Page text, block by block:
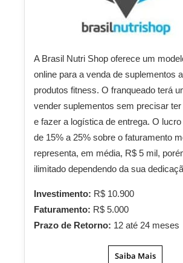
A Brasil Nutri Shop oferece um
online para a venda de suplementos
produtos fitness. O franqueado terá
vender suplementos sem precisar
e fazer a logística de entrega. O
de 15% a 25% sobre o faturamento
representa, em média, R$ 5 mil,
ilimitado dependendo da sua
Investimento: R$ 10.900
Faturamento: R$ 5.000
Prazo de Retorno: 12 até 24 meses
Saiba Mais